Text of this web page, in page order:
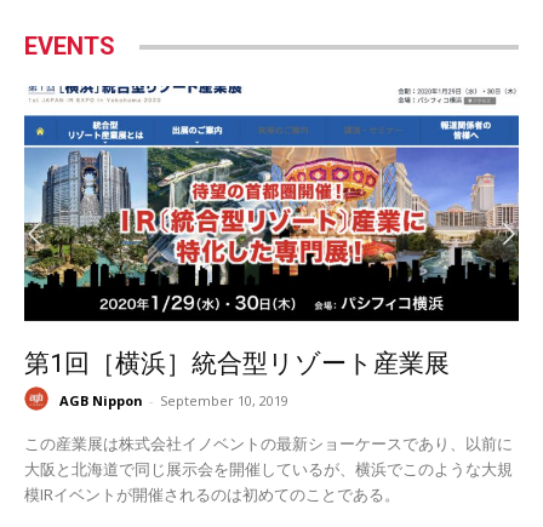
EVENTS
第1回［横浜］統合型リゾート産業展
AGB Nippon - September 10, 2019
この産業展は株式会社イノベントの最新ショーケースであり、以前に
大阪と北海道で同じ展示会を開催しているが、横浜でこのような大規
模IRイベントが開催されるのは初めてのことである。